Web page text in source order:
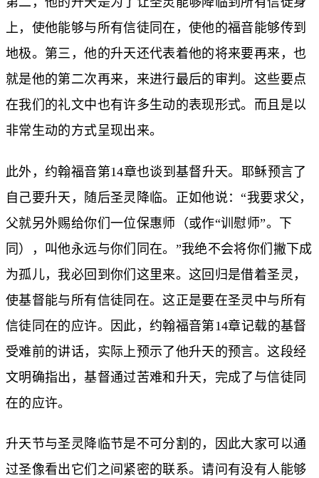
上，使他能够与所有信徒同在，使他的福音能够传到
地极。第三，他的升天还代表着他的将来要再来，也
就是他的第二次再来，来进行最后的审判。这些要点
在我们的礼文中也有许多生动的表现形式。而且是以
非常生动的方式呈现出来。
此外，约翰福音第14章也谈到基督升天。耶稣预言了
自己要升天，随后圣灵降临。正如他说：“我要求父，
父就另外赐给你们一位保惠师（或作“训慰师”。下
同），叫他永远与你们同在。”我绝不会将你们撇下成
为孤儿，我必回到你们这里来。这回归是借着圣灵，
使基督能与所有信徒同在。这正是要在圣灵中与所有
信徒同在的应许。因此，约翰福音第14章记载的基督
受难前的讲话，实际上预示了他升天的预言。这段经
文明确指出，基督通过苦难和升天，完成了与信徒同
在的应许。
升天节与圣灵降临节是不可分割的，因此大家可以通
过圣像看出它们之间紧密的联系。请问有没有人能够